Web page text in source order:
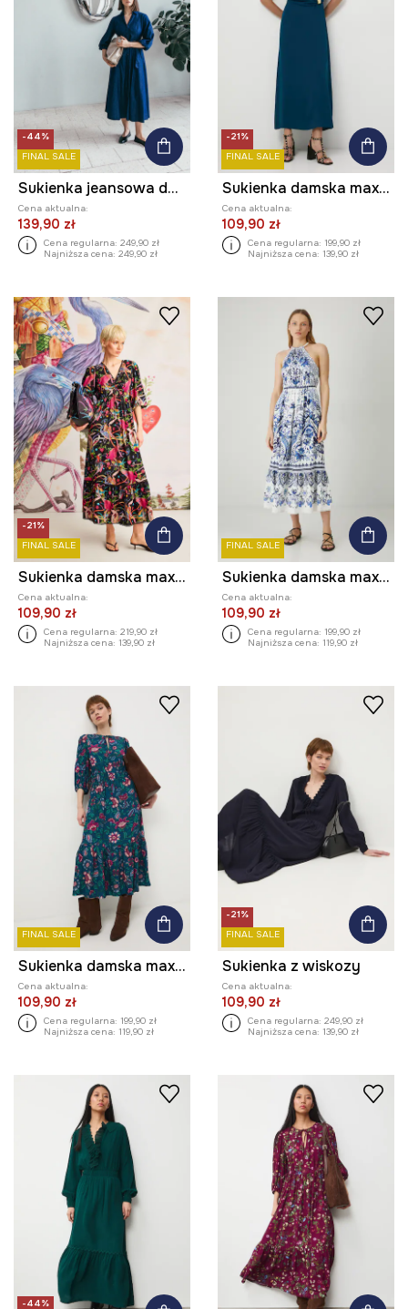
-44%
FINAL SALE
Sukienka jeansowa damska maxi z paskiem gładka
Cena aktualna:
139,90 zł
Cena regularna: 249,90 zł
Najniższa cena: 249,90 zł
-21%
FINAL SALE
Sukienka damska maxi gładka
Cena aktualna:
109,90 zł
Cena regularna: 199,90 zł
Najniższa cena: 139,90 zł
-21%
FINAL SALE
Sukienka damska maxi z kolekcji El Gato Chimney x Medicine kolor czarny
Cena aktualna:
109,90 zł
Cena regularna: 219,90 zł
Najniższa cena: 139,90 zł
FINAL SALE
Sukienka damska maxi z wiskozy wzorzysta kolor biały
Cena aktualna:
109,90 zł
Cena regularna: 199,90 zł
Najniższa cena: 119,90 zł
FINAL SALE
Sukienka damska maxi z wiskozy wzorzysta
Cena aktualna:
109,90 zł
Cena regularna: 199,90 zł
Najniższa cena: 119,90 zł
-21%
FINAL SALE
Sukienka z wiskozy
Cena aktualna:
109,90 zł
Cena regularna: 249,90 zł
Najniższa cena: 139,90 zł
-44%